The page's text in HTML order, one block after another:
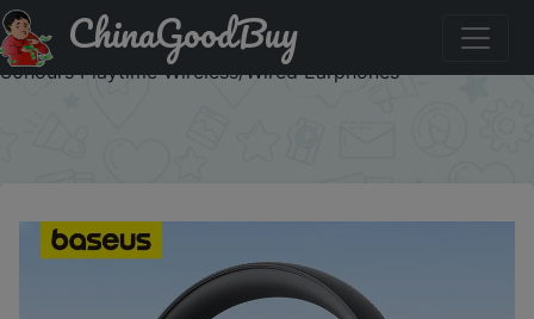
Знижка на Baseus Bowie D03 Wireless Headphone
Bluetooth 5.3 40mm Driver Over the Ear Headsets
30hours Playtime Wireless/Wired Earphones
ChinaGoodBuy